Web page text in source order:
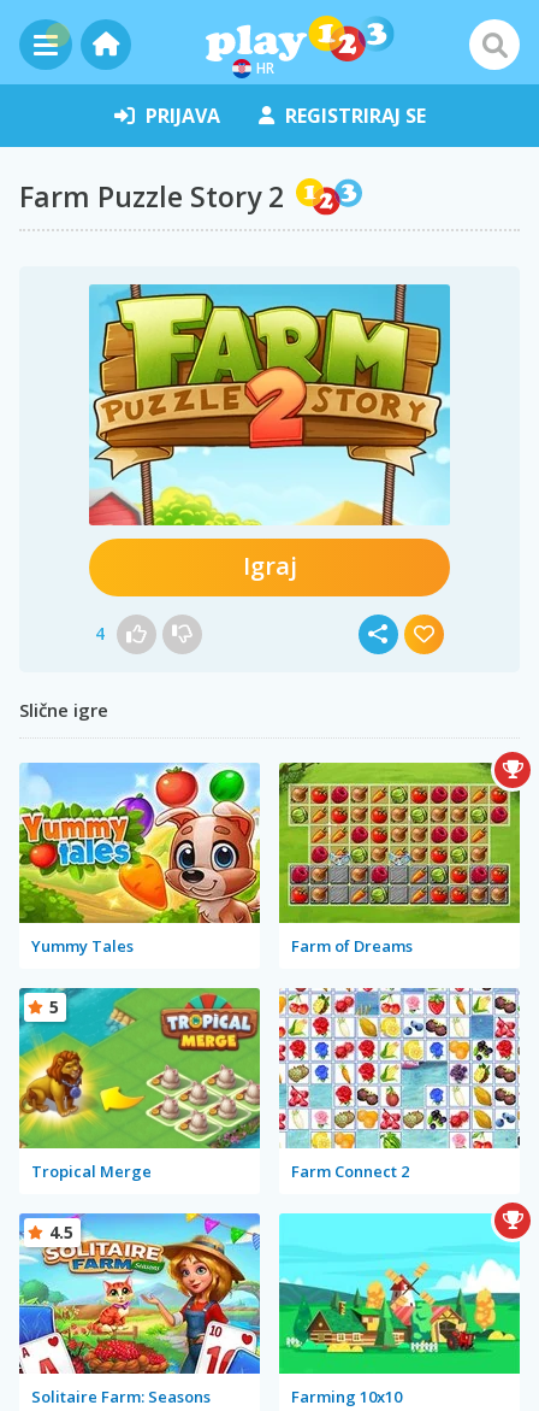
HR
PRIJAVA REGISTRIRAJ SE
Farm Puzzle Story 2
Igraj
4
Slične igre
Yummy Tales Farm of Dreams
Tropical Merge
5
Farm Connect 2
Solitaire Farm: Seasons
4.5
Farming 10x10